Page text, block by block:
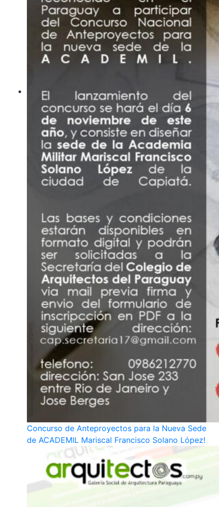
Concurso de Anteproyectos para la Nueva Sede
de ACADEMIL Mariscal Francisco Solano López!